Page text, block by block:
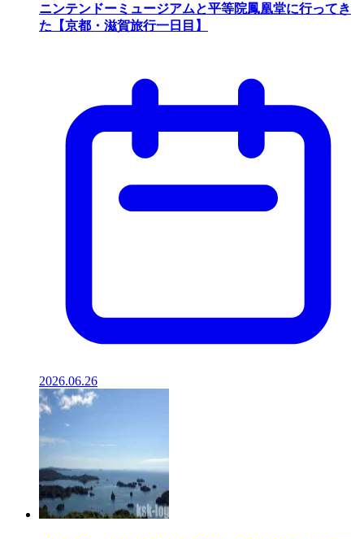
ニンテンドーミュージアムと平等院鳳凰堂に行ってき
た【京都・滋賀旅行一日目】
2026.06.26